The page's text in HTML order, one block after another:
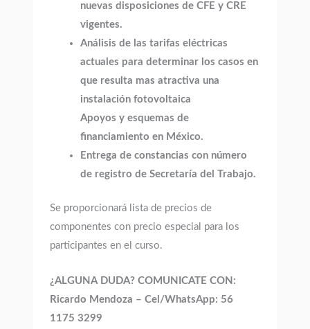
nuevas disposiciones de CFE y CRE
vigentes.
Análisis de las tarifas eléctricas
actuales para determinar los casos en
que resulta mas atractiva una
instalación fotovoltaica
Apoyos y esquemas de
financiamiento en México.
Entrega de constancias con número
de registro de Secretaría del Trabajo.
Se proporcionará lista de precios de
componentes con precio especial para los
participantes en el curso.
¿ALGUNA DUDA? COMUNICATE CON:
Ricardo Mendoza – Cel/WhatsApp: 56
1175 3299